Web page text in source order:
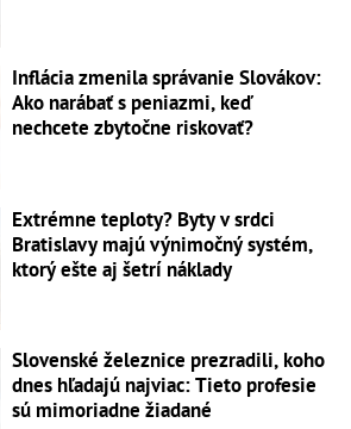
Inflácia zmenila správanie Slovákov:
Ako narábať s peniazmi, keď
nechcete zbytočne riskovať?
Extrémne teploty? Byty v srdci
Bratislavy majú výnimočný systém,
ktorý ešte aj šetrí náklady
Slovenské železnice prezradili, koho
dnes hľadajú najviac: Tieto profesie
sú mimoriadne žiadané